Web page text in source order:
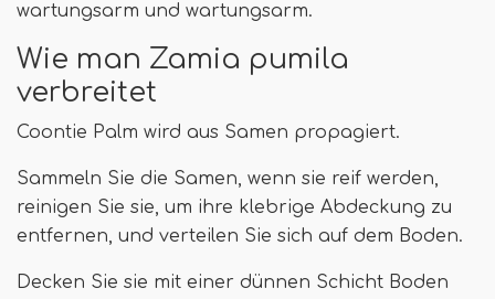
wartungsarm und wartungsarm.
Wie man Zamia pumila
verbreitet
Coontie Palm wird aus Samen propagiert.
Sammeln Sie die Samen, wenn sie reif werden,
reinigen Sie sie, um ihre klebrige Abdeckung zu
entfernen, und verteilen Sie sich auf dem Boden.
Decken Sie sie mit einer dünnen Schicht Boden